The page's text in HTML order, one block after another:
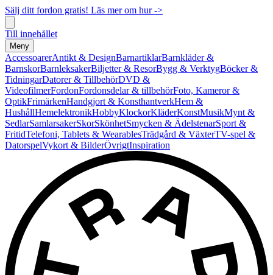
Sälj ditt fordon gratis! Läs mer om hur ->
Till innehållet
Meny
AccessoarerAntikt & DesignBarnartiklarBarnkläder &
BarnskorBarnleksakerBiljetter & ResorBygg & VerktygBöcker &
TidningarDatorer & TillbehörDVD &
VideofilmerFordonFordonsdelar & tillbehörFoto, Kameror &
OptikFrimärkenHandgjort & KonsthantverkHem &
HushållHemelektronikHobbyKlockorKläderKonstMusikMynt &
SedlarSamlarsakerSkorSkönhetSmycken & ÄdelstenarSport &
FritidTelefoni, Tablets & WearablesTrädgård & VäxterTV-spel &
DatorspelVykort & BilderÖvrigtInspiration